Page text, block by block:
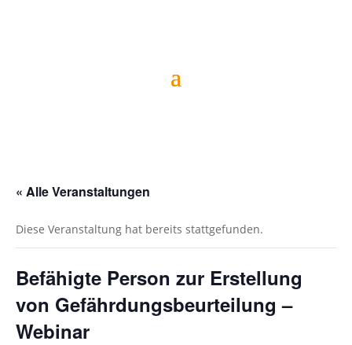
« Alle Veranstaltungen
Diese Veranstaltung hat bereits stattgefunden.
Befähigte Person zur Erstellung
von Gefährdungsbeurteilung –
Webinar